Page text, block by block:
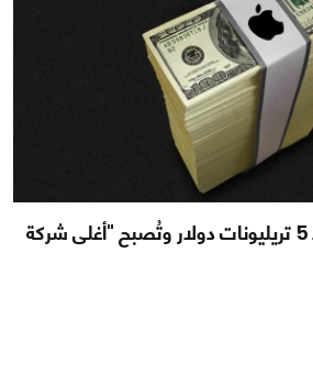
Apple تتجاوز حاجز الـ 5 تريليونات دولار وتُصبح "أغلى شركة